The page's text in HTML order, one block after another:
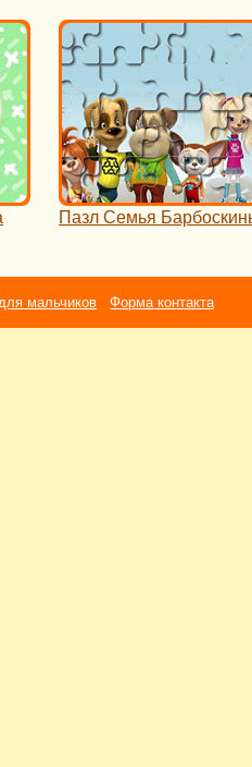
Пазл Семья
мальчиков Форма контакта